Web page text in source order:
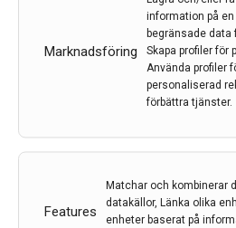
Marknadsföring
information på
begränsade data
Skapa profiler för
Använda profiler
personaliserad
förbättra tjänster.
Features
Matchar och kombinerar
datakällor, Länka olika
enheter baserat på
psykologiska reaktioner till följd…